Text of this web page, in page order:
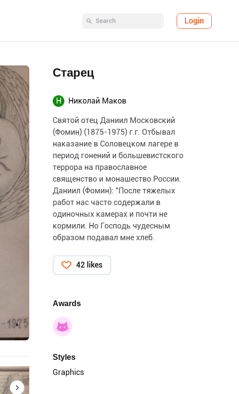
Login
Старец
Н Николай Маков
Святой отец Даниил Московский
(Фомин) (1875-1975) г.г. Отбывал
наказание в Соловецком лагере в
период гонений и большевистского
террора на православное
священство и монашество России.
Даниил (Фомин): "После тяжелых
работ нас часто содержали в
одиночных камерах и почти не
кормили. Но Господь чудесным
образом подавал мне хлеб.
42 likes
Awards
Styles
Graphics